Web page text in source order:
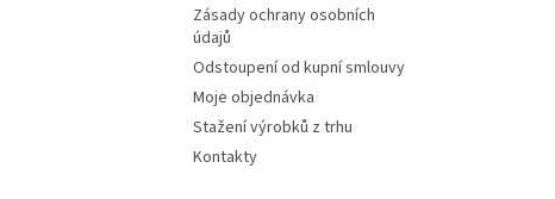
Zásady ochrany osobních
údajů
Odstoupení od kupní smlouvy
Moje objednávka
Stažení výrobků z trhu
Kontakty